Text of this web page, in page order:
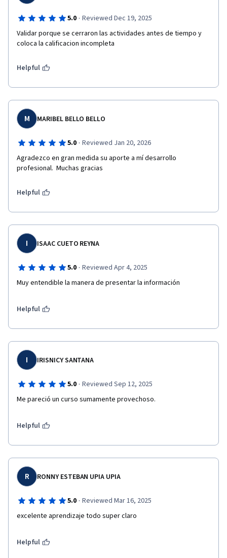
5.0 · Reviewed Dec 19, 2025
Validar porque se cerraron las actividades antes de tiempo y
coloca la calificacion incompleta
Helpful
M MARIBEL BELLO BELLO
5.0 · Reviewed Jan 20, 2026
Agradezco en gran medida su aporte a mí desarrollo
profesional.  Muchas gracias
Helpful
I ISAAC CUETO REYNA
5.0 · Reviewed Apr 4, 2025
Muy entendible la manera de presentar la información
Helpful
I IRISNICY SANTANA
5.0 · Reviewed Sep 12, 2025
Me pareció un curso sumamente provechoso.
Helpful
R RONNY ESTEBAN UPIA UPIA
5.0 · Reviewed Mar 16, 2025
excelente aprendizaje todo super claro
Helpful